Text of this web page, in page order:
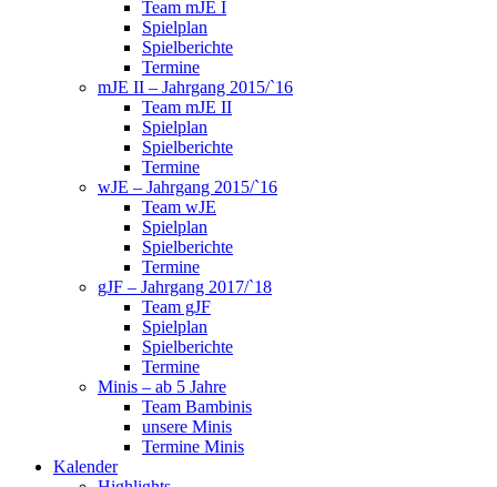
Team mJE I
Spielplan
Spielberichte
Termine
mJE II – Jahrgang 2015/`16
Team mJE II
Spielplan
Spielberichte
Termine
wJE – Jahrgang 2015/`16
Team wJE
Spielplan
Spielberichte
Termine
gJF – Jahrgang 2017/`18
Team gJF
Spielplan
Spielberichte
Termine
Minis – ab 5 Jahre
Team Bambinis
unsere Minis
Termine Minis
Kalender